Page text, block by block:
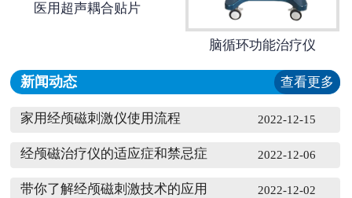
医用超声耦合贴片
脑循环功能治疗仪
新闻动态 查看更多
2022-12-15
家用经颅磁刺激仪使用流程
2022-12-06
经颅磁治疗仪的适应症和禁忌症
2022-12-02
带你了解经颅磁刺激技术的应用